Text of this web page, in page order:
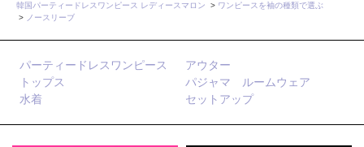
韓国パーティードレスワンピース レディースマロン
> ワンピースを袖の種類で選ぶ
> ノースリーブ
パーティードレスワンピース
アウター
トップス
パジャマ ルームウェア
水着
セットアップ